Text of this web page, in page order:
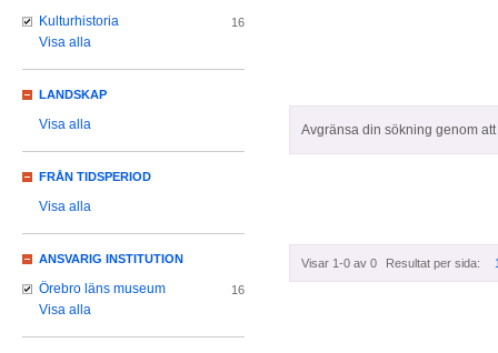
Avgränsa din sökning genom
Visar 1-0 av 0 Resultat per sida:
Kulturhistoria 16
Visa alla
LANDSKAP
Visa alla
FRÅN TIDSPERIOD
Visa alla
ANSVARIG INSTITUTION
Örebro läns museum 16
Visa alla